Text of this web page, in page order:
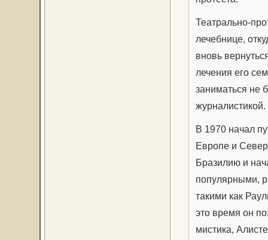
Театрально-
лечебнице,
вновь
лечения его
заниматься не
журналистикой.
В 1970 начал
Европе и
Бразилию и
популярными,
такими как
это время он
мистика,